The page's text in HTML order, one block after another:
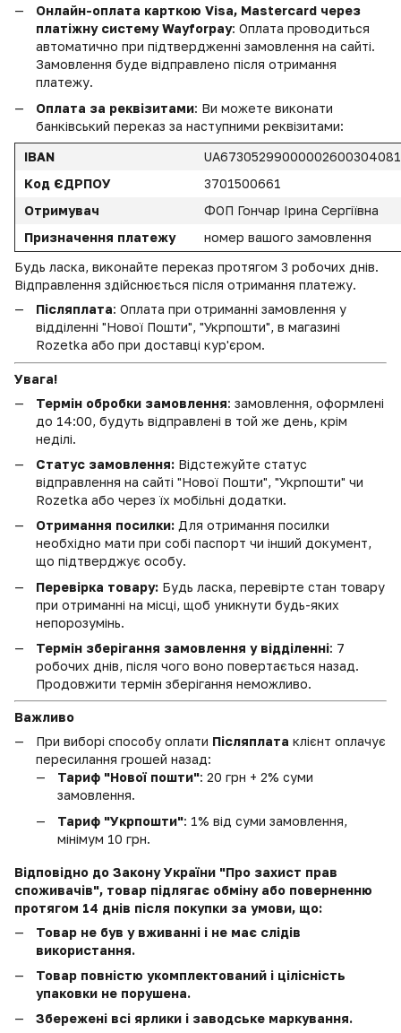
Онлайн-оплата карткою Visa, Mastercard через
платіжну систему Wayforpay: Оплата проводиться
автоматично при підтвердженні замовлення на сайті.
Замовлення буде відправлено після отримання
платежу.
Оплата за реквізитами: Ви можете виконати
банківський переказ за наступними реквізитами:
IBAN
Код ЄДРПОУ
3701500661
Отримувач
ФОП Гончар Ірина Сергіївна
Призначення платежу
номер вашого замовлення
Будь ласка, виконайте переказ протягом 3 робочих днів.
Відправлення здійснюється після отримання платежу.
Післяплата: Оплата при отриманні замовлення у
відділенні "Нової Пошти", "Укрпошти", в магазині
Rozetka або при доставці кур'єром.
Увага!
Термін обробки замовлення: замовлення, оформлені
до 14:00, будуть відправлені в той же день, крім
неділі.
Статус замовлення: Відстежуйте статус
відправлення на сайті "Нової Пошти", "Укрпошти" чи
Rozetka або через їх мобільні додатки.
Отримання посилки: Для отримання посилки
необхідно мати при собі паспорт чи інший документ,
що підтверджує особу.
Перевірка товару: Будь ласка, перевірте стан товару
при отриманні на місці, щоб уникнути будь-яких
непорозумінь.
Термін зберігання замовлення у відділенні: 7
робочих днів, після чого воно повертається назад.
Продовжити термін зберігання неможливо.
Важливо
При виборі способу оплати Післяплата клієнт оплачує
пересилання грошей назад:
Тариф "Нової пошти": 20 грн + 2% суми
замовлення.
Тариф "Укрпошти": 1% від суми замовлення,
мінімум 10 грн.
Відповідно до Закону України "Про захист прав
споживачів", товар підлягає обміну або поверненню
протягом 14 днів після покупки за умови, що:
Товар не був у вживанні і не має слідів
використання.
Товар повністю укомплектований і цілісність
упаковки не порушена.
Збережені всі ярлики і заводське маркування.